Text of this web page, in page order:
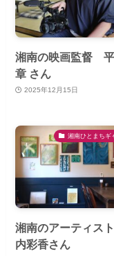
湘南の映画監督
章 さん
2025年12月15日
湘南ひとまちギ
湘南のアーティス
内彩香さん